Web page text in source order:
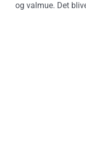
og valmue. Det